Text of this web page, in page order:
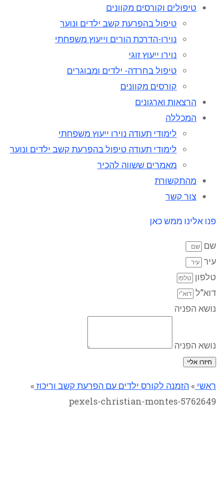
טיפולים וקורסים מקוונים
טיפול בהפרעת קשב ילדים ונוער
נוירו-הדרכת הורים וייעוץ משפחתי
נוירו ייעוץ זוגי
טיפול בחרדה- ילדים ומבוגרים
קורסים מקוונים
הרצאות וארגונים
המכללה
לימודי תעודה נוירו ייעוץ משפחתי
לימודי תעודה טיפול בהפרעת קשב ילדים ונוער
מאמרים ששווה להכיר
מהתקשורת
צור קשר
פנו אלינו ממש כאן
שם
עיר
טלפון
דוא”ל
נושא הפניה
נושא הפניה
חיזרו אליי
ראשי » הזמנה לקורס ילדים עם הפרעת קשב וריכוז »
pexels-christian-montes-5762649